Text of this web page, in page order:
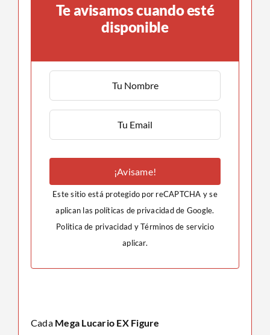
Te avisamos cuando esté
disponible
¡Avisame!
Este sitio está protegido por reCAPTCHA y se
aplican las políticas de privacidad de Google.
Politica de privacidad yTérminos de servicio
aplicar.
Cada Mega Lucario EX Figure